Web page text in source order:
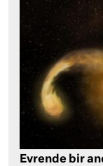
Evrende bir